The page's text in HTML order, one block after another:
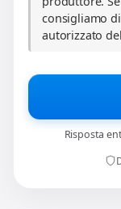
consigliamo
autorizzato
Risposta